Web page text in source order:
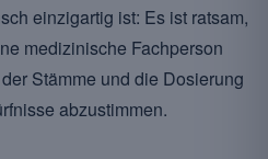
einzigartig ist: Es ist ratsam,
medizinische Fachperson
Stämme und die Dosierung
abzustimmen.